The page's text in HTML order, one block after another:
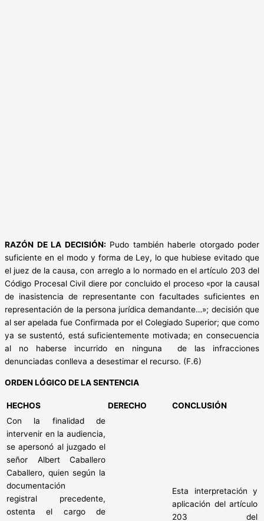
RAZÓN DE LA DECISIÓN: Pudo también haberle otorgado poder
suficiente en el modo y forma de Ley, lo que hubiese evitado que
el juez de la causa, con arreglo a lo normado en el artículo 203 del
Código Procesal Civil diere por concluido el proceso «por la causal
de inasistencia de representante con facultades suficientes en
representación de la persona jurídica demandante…»; decisión que
al ser apelada fue Confirmada por el Colegiado Superior; que como
ya se sustentó, está suficientemente motivada; en consecuencia
al no haberse incurrido en ninguna de las infracciones
denunciadas conlleva a desestimar el recurso. (F.6)
ORDEN LÓGICO DE LA SENTENCIA
HECHOS DERECHO
CONCLUSIÓN
Con la finalidad de
intervenir en la audiencia,
se apersonó al juzgado el
señor Albert Caballero
Caballero, quien según la
documentación
registral precedente,
ostenta el cargo de
Esta interpretación y
aplicación del artículo
203 del